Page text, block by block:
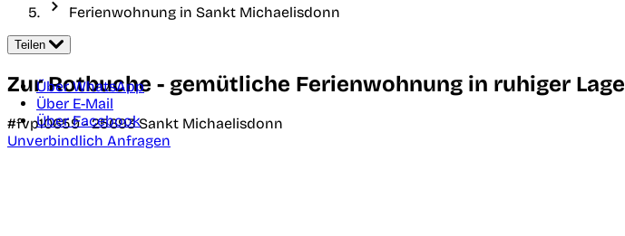
Ferienwohnung in Sankt Michaelisdonn
Teilen
Über WhatsApp
Über E-Mail
Über Facebook
Zur Rotbuche - gemütliche Ferienwohnung in ruhiger Lage
#fvp10659 -25693Sankt Michaelisdonn
Unverbindlich Anfragen